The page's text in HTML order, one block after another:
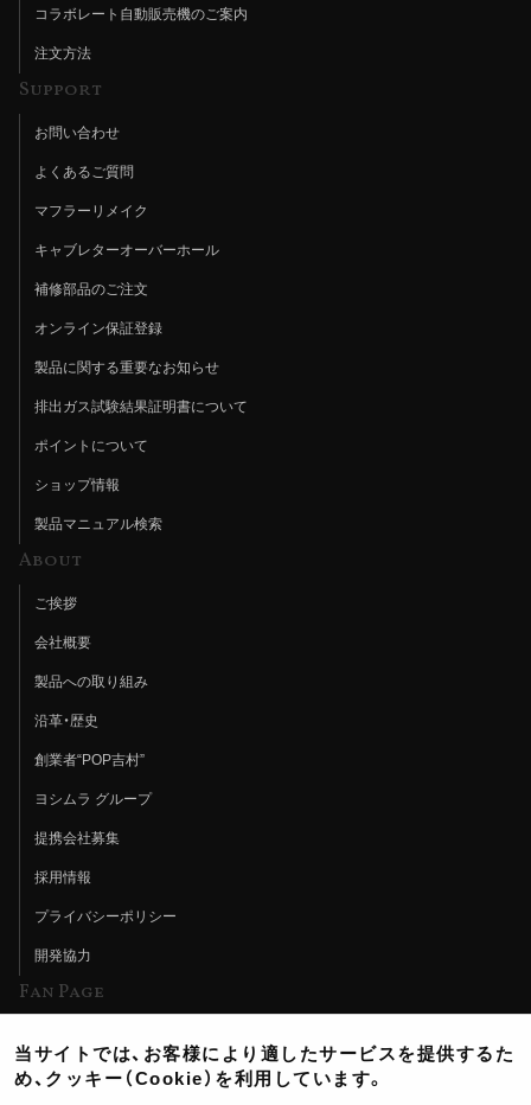
コラボレート自動販売機のご案内
注文方法
Support
お問い合わせ
よくあるご質問
マフラーリメイク
キャブレターオーバーホール
補修部品のご注文
オンライン保証登録
製品に関する重要なお知らせ
排出ガス試験結果証明書について
ポイントについて
ショップ情報
製品マニュアル検索
About
ご挨拶
会社概要
製品への取り組み
沿革・歴史
創業者“POP吉村”
ヨシムラ グループ
提携会社募集
採用情報
プライバシーポリシー
開発協力
Fan Page
ヨシムラTV
当サイトでは、お客様により適したサービスを提供するた
め、クッキー（Cookie）を利用しています。